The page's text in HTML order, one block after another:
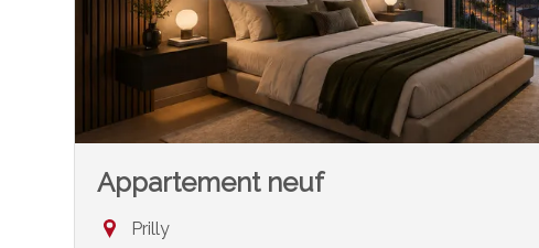
Appartement neuf
Prilly